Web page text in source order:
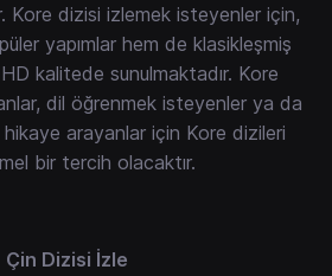
Kore dizisi izlemek isteyenler için,
yapımlar hem de klasikleşmiş
kalitede sunulmaktadır. Kore
dil öğrenmek isteyenler ya da
arayanlar için Kore dizileri
bir tercih olacaktır.
Çin Dizisi İzle